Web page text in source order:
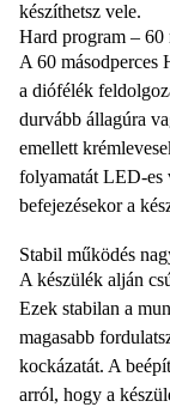
készíthetsz vele.
Hard program – 60
A 60 másodperces
a diófélék
durvább állagúra
emellett
folyamatát LED-es
befejezésekor a
Stabil működés
A készülék alján
Ezek stabilan a
magasabb
kockázatát. A
arról, hogy a